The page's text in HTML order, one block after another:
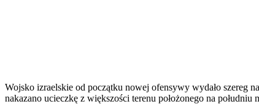
Wojsko izraelskie od początku nowej ofensywy wydało szereg
nakazano ucieczkę z większości terenu położonego na